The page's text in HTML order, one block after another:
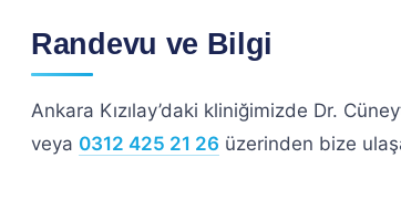
Randevu ve Bilgi
Ankara Kızılay’daki kliniğimizde Dr.
veya 0312 425 21 26 üzerinden bize